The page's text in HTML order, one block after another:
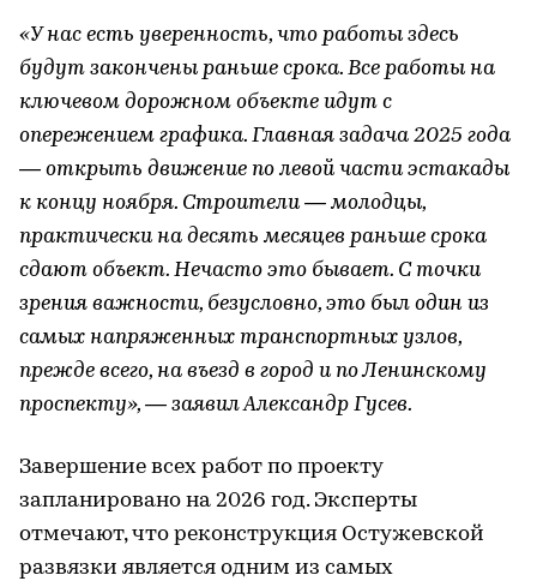
«У нас есть уверенность, что работы здесь
будут закончены раньше срока. Все работы на
ключевом дорожном объекте идут с
опережением графика. Главная задача 2025 года
— открыть движение по левой части эстакады
к концу ноября. Строители — молодцы,
практически на десять месяцев раньше срока
сдают объект. Нечасто это бывает. С точки
зрения важности, безусловно, это был один из
самых напряженных транспортных узлов,
прежде всего, на въезд в город и по Ленинскому
проспекту», — заявил Александр Гусев.
Завершение всех работ по проекту
запланировано на 2026 год. Эксперты
отмечают, что реконструкция Остужевской
развязки является одним из самых